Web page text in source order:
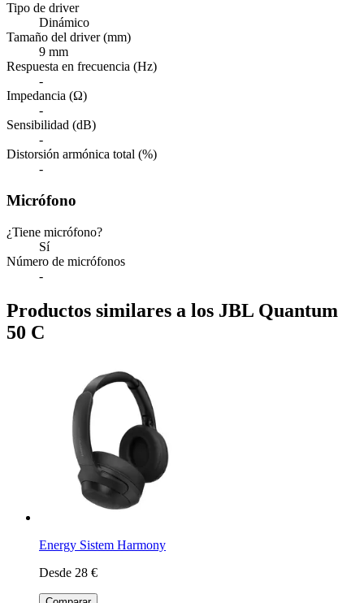
Tipo de driver
Dinámico
Tamaño del driver (mm)
9 mm
Respuesta en frecuencia (Hz)
-
Impedancia (Ω)
-
Sensibilidad (dB)
-
Distorsión armónica total (%)
-
Micrófono
¿Tiene micrófono?
Sí
Número de micrófonos
-
Productos similares a los JBL Quantum
50 C
Energy Sistem Harmony
Desde 28 €